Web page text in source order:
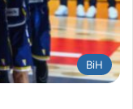
BiH